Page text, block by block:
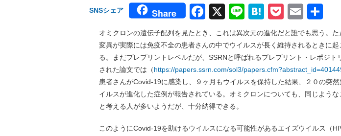
SNSシェア Share Facebook
X LineHatena
Pocket
Email
有
オミクロンの遺伝子配列を見たとき、これは異次元の進化だと誰でも思う。
変異が実際には免疫不全の患者さんの中でウイルスが長く維持されるときに
る。まだプレプリントレベルだが、SSRNと呼ばれるプレプリント・レポジト
された論文では（https://papers.ssrn.com/sol3/
患者さんがCovid-19に感染し、９ヶ月もウイルスを保持した結果、２０の突
イルスが進化した症例が報告されている。オミクロンについても、同じよう
と考える人が多いようだが、十分納得できる。
このようにCovid-19を助けるウイルスになる可能性があるエイズウイルス（